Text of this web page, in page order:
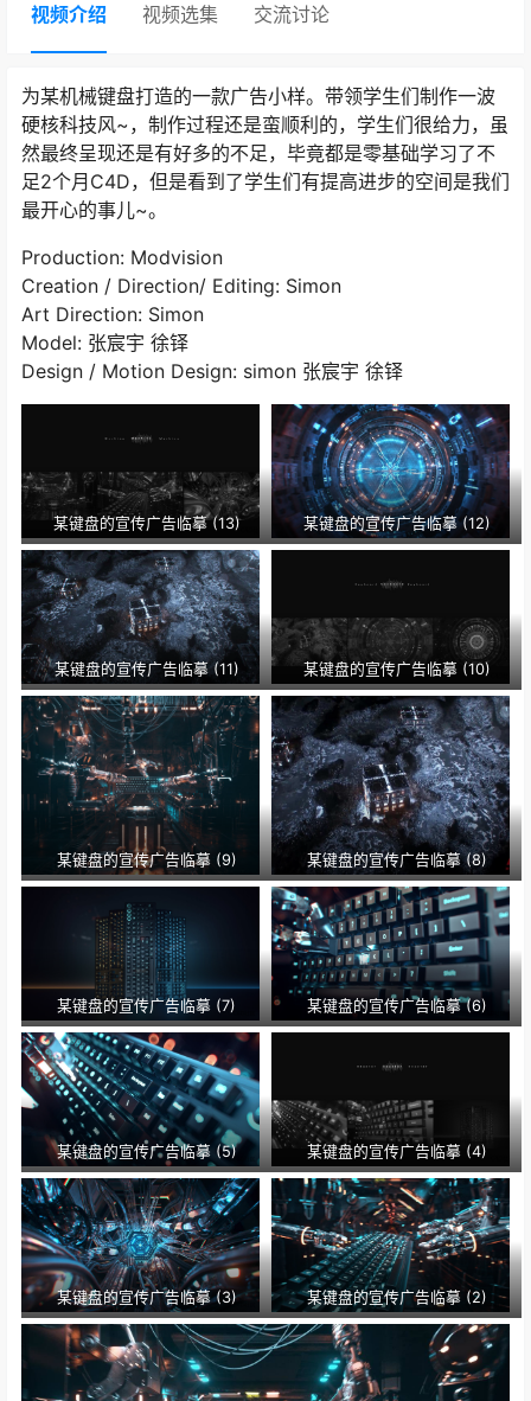
视频介绍 视频选集 交流讨论
为某机械键盘打造的一款广告小样。带领学生们制作一波
硬核科技风~，制作过程还是蛮顺利的，学生们很给力，虽
然最终呈现还是有好多的不足，毕竟都是零基础学习了不
足2个月C4D，但是看到了学生们有提高进步的空间是我们
最开心的事儿~。
Production: Modvision
Creation / Direction/ Editing: Simon
Art Direction: Simon
Model: 张宸宇 徐铎
Design / Motion Design: simon 张宸宇 徐铎
某键盘的宣传广告临摹 (13) 某键盘的宣传广告临摹 (12)
某键盘的宣传广告临摹 (11) 某键盘的宣传广告临摹 (10)
某键盘的宣传广告临摹 (9) 某键盘的宣传广告临摹 (8)
某键盘的宣传广告临摹 (7) 某键盘的宣传广告临摹 (6)
某键盘的宣传广告临摹 (5) 某键盘的宣传广告临摹 (4)
某键盘的宣传广告临摹 (3) 某键盘的宣传广告临摹 (2)